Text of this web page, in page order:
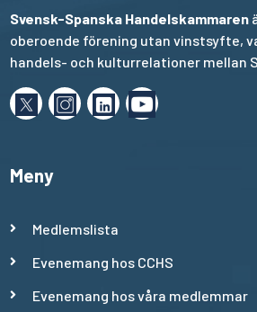
Svensk-Spanska Handelskammaren
oberoende förening utan vinstsyfte,
handels- och kulturrelationer mellan
Meny
Medlemslista
Evenemang hos CCHS
Evenemang hos våra medlemmar